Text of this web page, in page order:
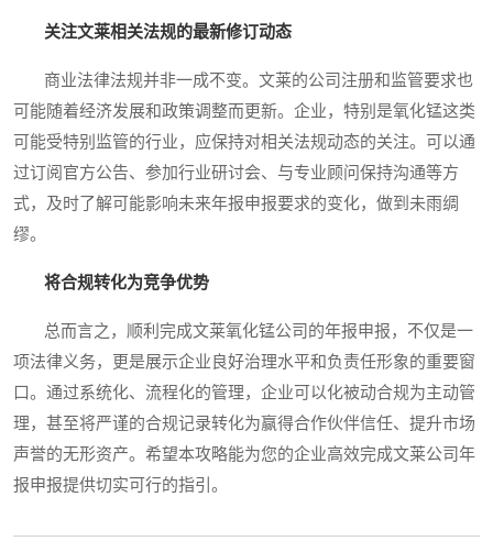
关注文莱相关法规的最新修订动态
商业法律法规并非一成不变。文莱的公司注册和监管要求也
可能随着经济发展和政策调整而更新。企业，特别是氧化锰这类
可能受特别监管的行业，应保持对相关法规动态的关注。可以通
过订阅官方公告、参加行业研讨会、与专业顾问保持沟通等方
式，及时了解可能影响未来年报申报要求的变化，做到未雨绸
缪。
将合规转化为竞争优势
总而言之，顺利完成文莱氧化锰公司的年报申报，不仅是一
项法律义务，更是展示企业良好治理水平和负责任形象的重要窗
口。通过系统化、流程化的管理，企业可以化被动合规为主动管
理，甚至将严谨的合规记录转化为赢得合作伙伴信任、提升市场
声誉的无形资产。希望本攻略能为您的企业高效完成文莱公司年
报申报提供切实可行的指引。